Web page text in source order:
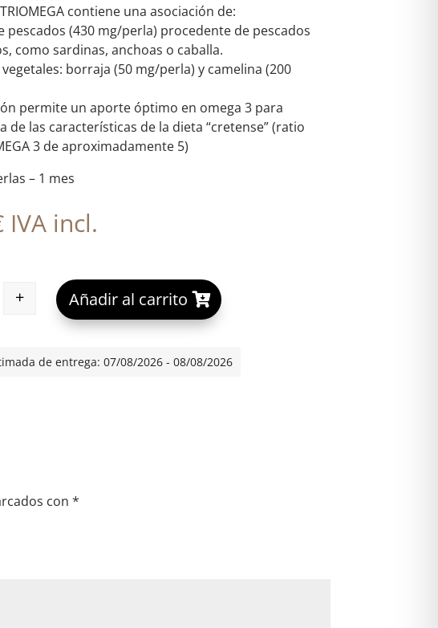
contiene una asociación de:
pescados (430 mg/perla) procedente de pescados
como sardinas, anchoas o caballa.
vegetales: borraja (50 mg/perla) y camelina (200
permite un aporte óptimo en omega 3 para
de las características de la dieta “cretense” (ratio
3 de aproximadamente 5)
– 1 mes
IVA incl.
60 PERLAS INOVANCE cantidad
+ Añadir al carrito
A
e
de entrega: 07/08/2026 - 08/08/2026
con*